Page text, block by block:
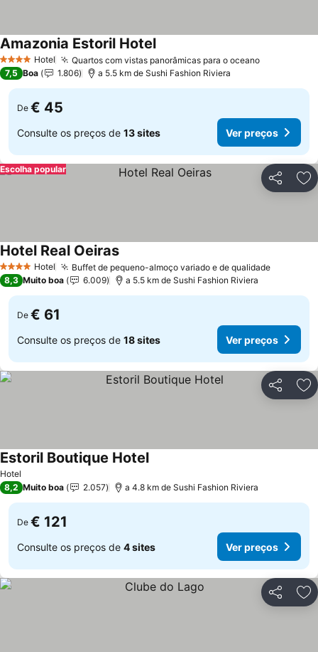
4 EstrelasHotel Quartos com vistas panorâmicas para o oceanoVer preços
Amazonia Estoril HotelVer preços
7,5 Boa 1.806 a 5.5 km de Sushi Fashion Riviera
De € 45
Consulte os preços de 13 sites Ver preços
Partilhar
Escolha popular
4 EstrelasHotel Buffet de pequeno-almoço variado e de qualidadeVer
Hotel Real OeirasVer preços
8,3 Muito boa 6.009 a 5.5 km de Sushi Fashion Riviera
De € 61
Consulte os preços de 18 sites Ver preços
Partilhar
Hotel
Estoril Boutique HotelVer preços
8,2 Muito boa 2.057 a 4.8 km de Sushi Fashion Riviera
De € 121
Consulte os preços de 4 sites Ver preços
Partilhar